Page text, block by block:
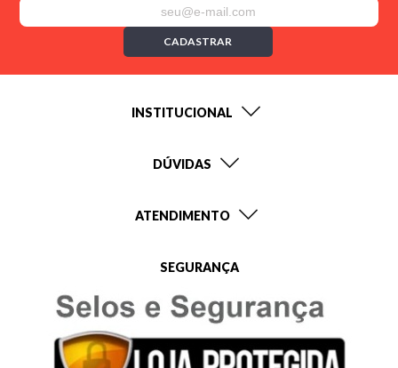
CADASTRAR
INSTITUCIONAL
DÚVIDAS
ATENDIMENTO
SEGURANÇA